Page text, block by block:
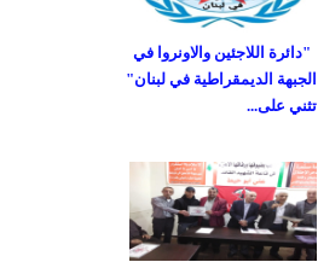
"دائرة اللاجئين والاونروا في
الجبهة الديمقراطية في لبنان"
تثني على...